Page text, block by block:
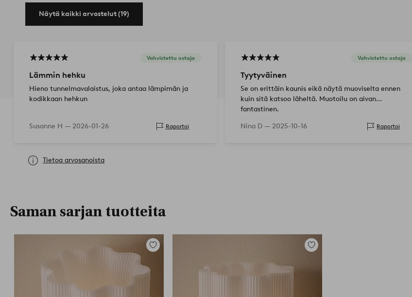
Näytä kaikki arvostelut (19)
Vahvistettu ostaja
Lämmin hehku
Hieno tunnelmavalaistus, joka antaa lämpimän ja
kodikkaan hehkun
Susanne H — 2026-01-26 Raportoi
Vahvistettu ostaja
Tyytyväinen
Se on erittäin kaunis eikä näytä muoviselta ennen
kuin sitä katsoo läheltä. Muotoilu on aivan
fantastinen.
Nina D — 2025-10-16 Raportoi
Tietoa arvosanoista
Saman sarjan tuotteita
Lisää
Lisää